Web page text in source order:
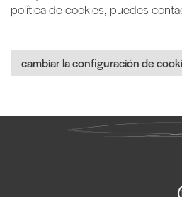
política de cookies, puedes
cambiar la configuración de